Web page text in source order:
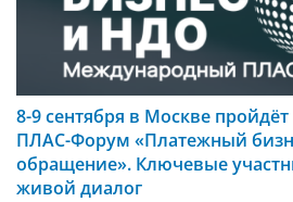
8-9 сентября в Москве
ПЛАС-Форум «Платежный
обращение». Ключевые
живой диалог